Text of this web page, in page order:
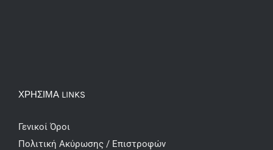
ΧΡΗΣΙΜΑ LINKS
Γενικοί Όροι
Πολιτική Ακύρωσης / Επιστροφών